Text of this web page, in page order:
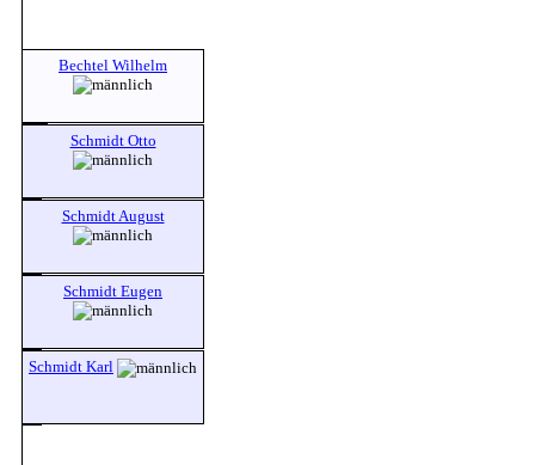
Bechtel Wilhelm
Schmidt Otto
Schmidt August
Schmidt Eugen
Schmidt Karl